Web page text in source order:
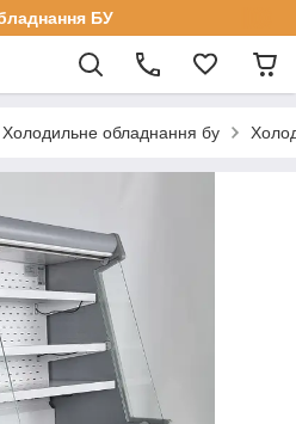
БУ
Холодильне обладнання бу